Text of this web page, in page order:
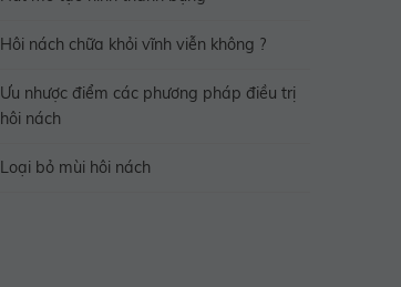
Hôi nách chữa khỏi vĩnh viễn không ?
Ưu nhược điểm các phương pháp điều trị
hôi nách
Loại bỏ mùi hôi nách